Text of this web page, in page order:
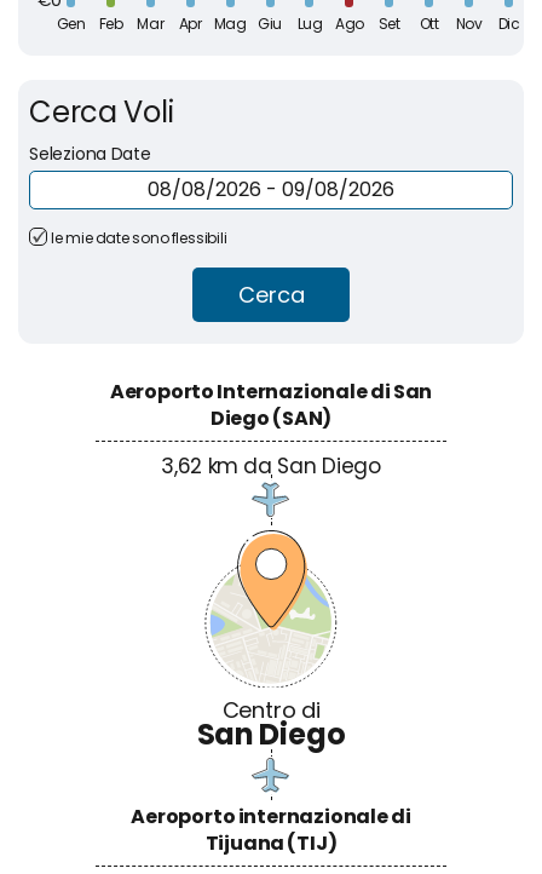
Cerca Voli
Seleziona Date
le mie date sono flessibili
Cerca
Aeroporto Internazionale di San
Diego (SAN)
3,62 km da San Diego
Aeroporto internazionale di
Tijuana (TIJ)